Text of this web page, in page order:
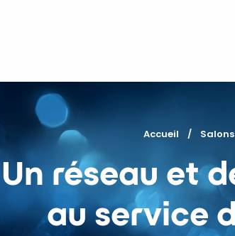
Accueil
Un réseau et
au service